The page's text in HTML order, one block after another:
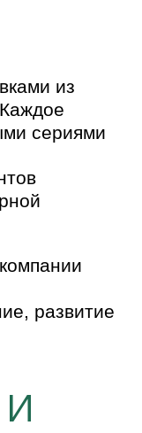
из
сериями
развитие